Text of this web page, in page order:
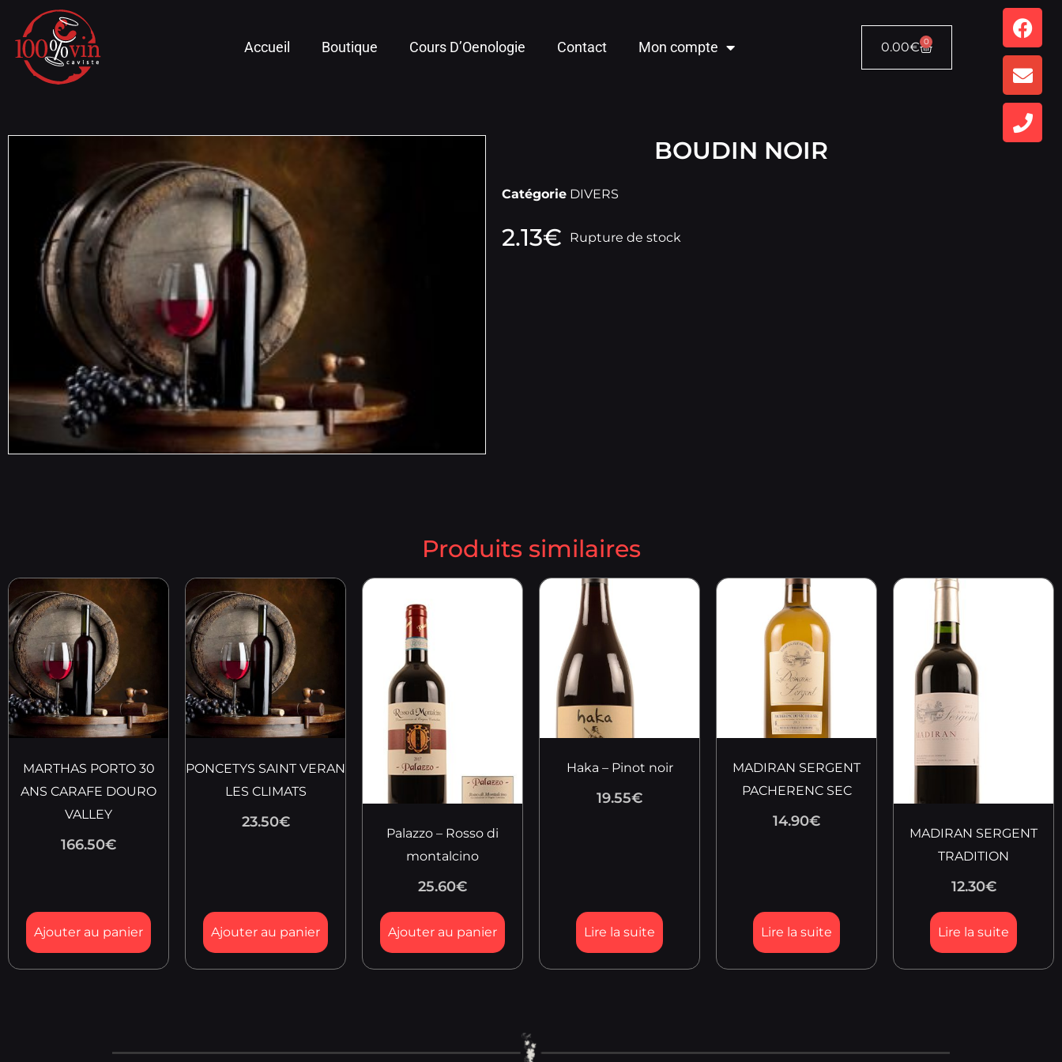
Accueil Boutique Cours D’Oenologie Contact Mon compte 0.00€ 0
BOUDIN NOIR
Catégorie DIVERS
2.13€ Rupture de stock
Produits similaires
MARTHAS PORTO 30
ANS CARAFE DOURO
VALLEY
166.50€
Ajouter au panier
PONCETYS SAINT VERAN
LES CLIMATS
23.50€
Ajouter au panier
Palazzo – Rosso di
montalcino
25.60€
Ajouter au panier
Haka – Pinot noir
19.55€
Lire la suite
MADIRAN SERGENT
PACHERENC SEC
14.90€
Lire la suite
MADIRAN SERGENT
TRADITION
12.30€
Lire la suite